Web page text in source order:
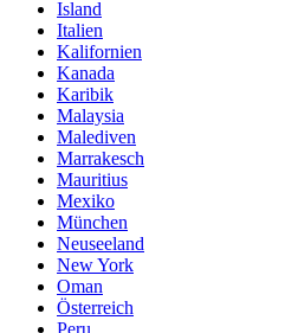
Island
Italien
Kalifornien
Kanada
Karibik
Malaysia
Malediven
Marrakesch
Mauritius
Mexiko
München
Neuseeland
New York
Oman
Österreich
Peru